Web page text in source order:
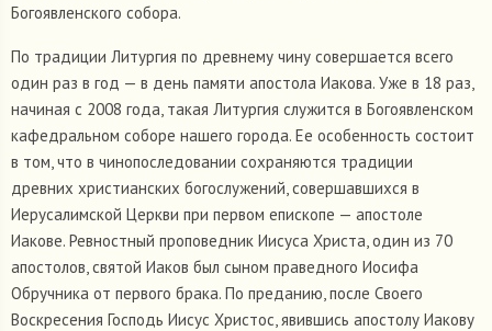
Богоявленского собора.
По традиции Литургия по древнему чину совершается всего
один раз в год — в день памяти апостола Иакова. Уже в 18 раз,
начиная с 2008 года, такая Литургия служится в Богоявленском
кафедральном соборе нашего города. Ее особенность состоит
в том, что в чинопоследовании сохраняются традиции
древних христианских богослужений, совершавшихся в
Иерусалимской Церкви при первом епископе — апостоле
Иакове. Ревностный проповедник Иисуса Христа, один из 70
апостолов, святой Иаков был сыном праведного Иосифа
Обручника от первого брака. По преданию, после Своего
Воскресения Господь Иисус Христос, явившись апостолу Иакову